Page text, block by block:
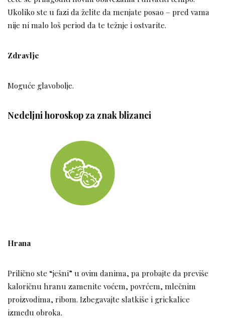
Ukoliko ste u fazi da želite da menjate posao – pred vama
nije ni malo loš period da te težnje i ostvarite.
Zdravlje
Moguće glavobolje.
Nedeljni horoskop za znak blizanci
Hrana
Prilično ste “ješni” u ovim danima, pa probajte da previše
kaloričnu hranu zamenite voćem, povrćem, mlečnim
proizvodima, ribom. Izbegavajte slatkiše i grickalice
između obroka.